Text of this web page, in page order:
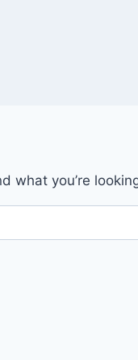
what you’re